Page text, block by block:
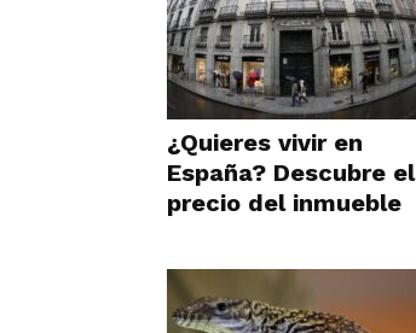
¿Quieres vivir en
España? Descubre el
precio del inmueble